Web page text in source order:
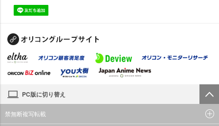
PC版に切り替え
禁無断複写転載